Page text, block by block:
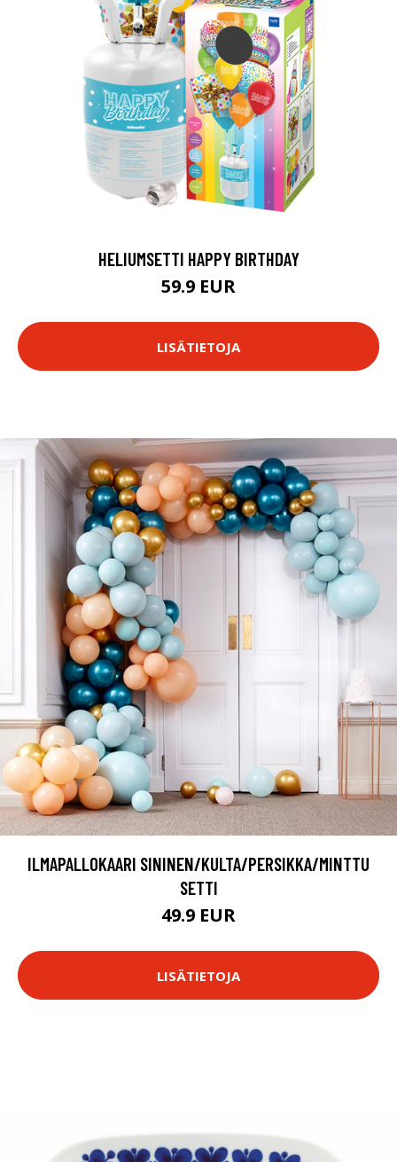
HELIUMSETTI HAPPY BIRTHDAY
59.9 EUR
LISÄTIETOJA
ILMAPALLOKAARI SININEN/KULTA/PERSIKKA/MINTTU
SETTI
49.9 EUR
LISÄTIETOJA